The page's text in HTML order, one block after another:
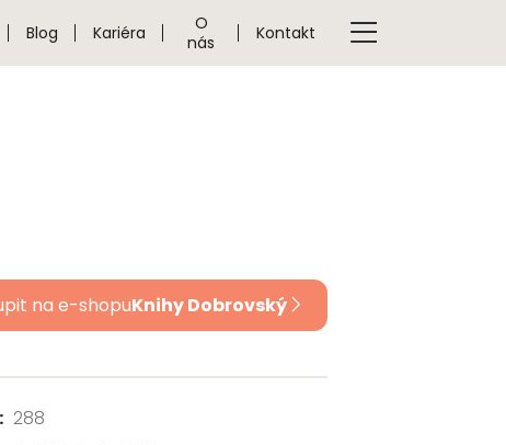
Blog Kariéra
O
nás
Kontakt
na e-shopuKnihy Dobrovský
288